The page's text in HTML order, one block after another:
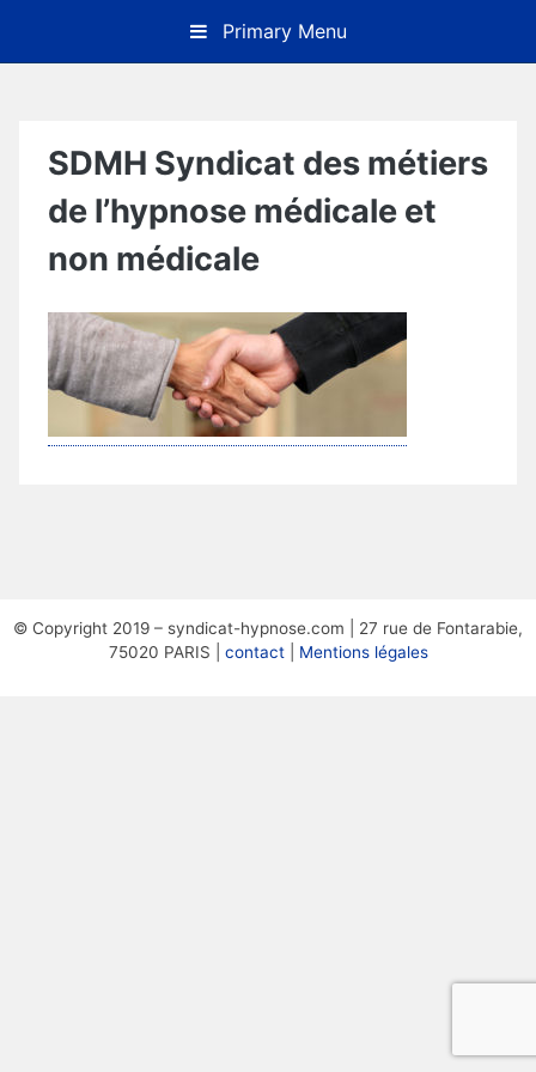
content
Primary Menu
SDMH Syndicat des métiers
de l’hypnose médicale et
non médicale
© Copyright 2019 – syndicat-hypnose.com | 27 rue de Fontarabie,
75020 PARIS | contact| Mentions légales